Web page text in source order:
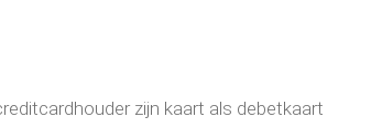
zijn kaart als debetkaart